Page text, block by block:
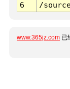
6 /
www.365jz.com 已